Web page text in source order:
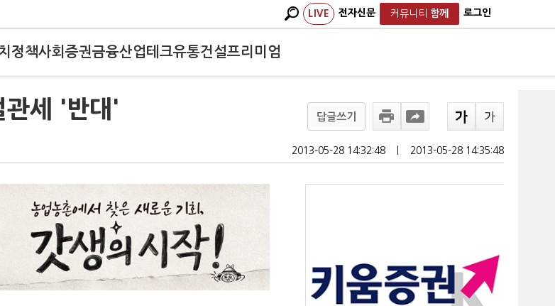
LIVE 전자신문 커뮤니티 함께 로그인
정책사회 증권금융산업테크유통건설프리미엄
관세 '반대' 답글쓰기
2013-05-28 14:32:48 2013-05-28 14:35:48